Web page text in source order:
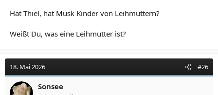
Hat Thiel, hat Musk Kinder von Leihmüttern?
Weißt Du, was eine Leihmutter ist?
18. Mai 2026 #26
Sonsee